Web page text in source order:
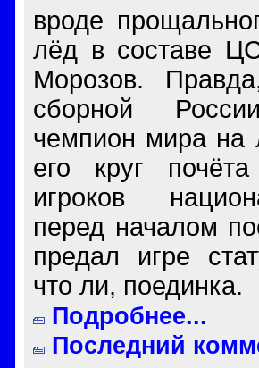
вроде
лёд в составе
Морозов.
сборной
чемпион мира на
его круг
игроков
перед началом
предал игре
что ли, поединка.
Подробнее...
Последний